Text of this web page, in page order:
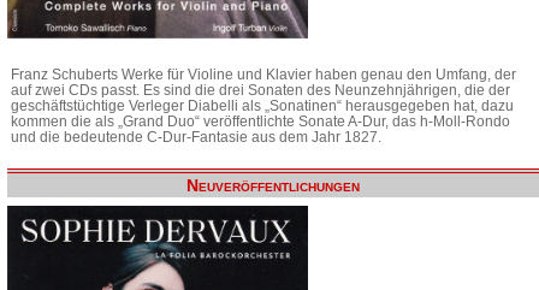
Franz Schuberts Werke für Violine und Klavier haben genau den Umfang, der
auf zwei CDs passt. Es sind die drei Sonaten des Neunzehnjährigen, die der
geschäftstüchtige Verleger Diabelli als „Sonatinen“ herausgegeben hat, dazu
kommen die als „Grand Duo“ veröffentlichte Sonate A-Dur, das h-Moll-Rondo
und die bedeutende C-Dur-Fantasie aus dem Jahr 1827.
Neuveröffentlichungen